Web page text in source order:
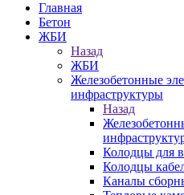
Главная
Бетон
ЖБИ
Назад
ЖБИ
Железобетонные
инфраструктуры
Назад
Колодцы для
Колодцы
Каналы